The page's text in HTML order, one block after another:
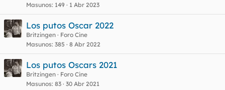
Masunos 149 1 Abr 2023
Los putos Oscar 2022
Britzingen
Foro Cine
Masunos 385 8 Abr 2022
Los putos Oscars 2021
Britzingen
Foro Cine
Masunos 83 30 Abr 2021